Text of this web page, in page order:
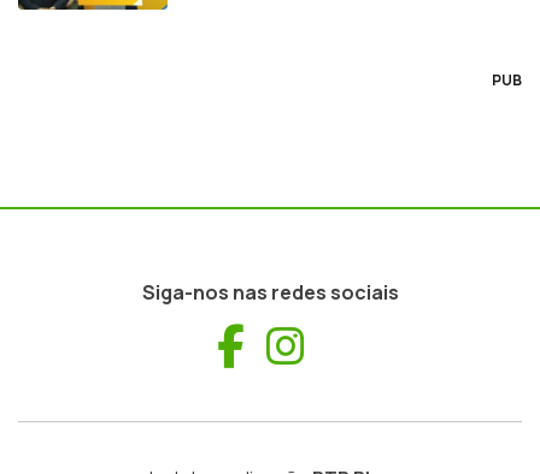
PUB
Siga-nos nas redes sociais
Facebook